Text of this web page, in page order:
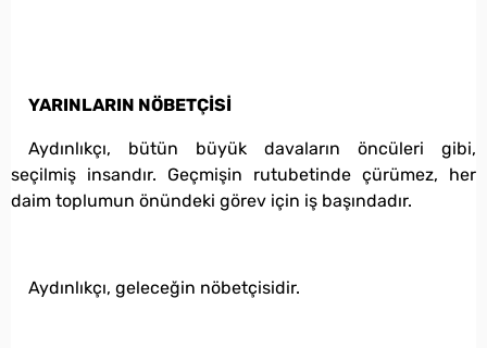
YARINLARIN NÖBETÇİSİ
Aydınlıkçı, bütün büyük davaların öncüleri gibi,
seçilmiş insandır. Geçmişin rutubetinde çürümez, her
daim toplumun önündeki görev için iş başındadır.
Aydınlıkçı, geleceğin nöbetçisidir.